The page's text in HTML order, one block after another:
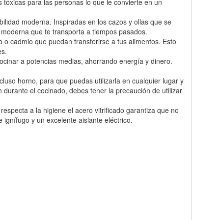
para las personas lo que le convierte en un
moderna. Inspiradas en los cazos y ollas que se
que te transporta a tiempos pasados.
cadmio que puedan transferirse a tus alimentos. Esto
a potencias medias, ahorrando energía y dinero.
horno, para que puedas utilizarla en cualquier lugar y
el cocinado, debes tener la precaución de utilizar
a la higiene el acero vitrificado garantiza que no
y un excelente aislante eléctrico.